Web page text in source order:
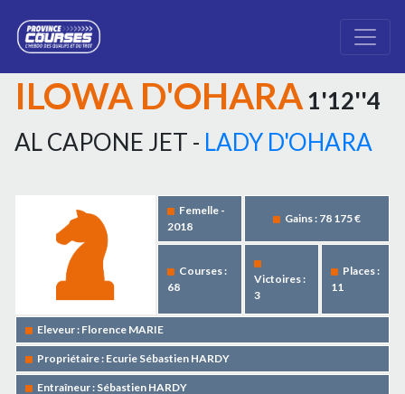
ILOWA D'OHARA 1'12''4
AL CAPONE JET - LADY D'OHARA
Femelle -
2018
Gains : 78 175 €
Courses :
68
Victoires :
3
Places :
11
Eleveur : Florence MARIE
Propriétaire : Ecurie Sébastien HARDY
Entraîneur : Sébastien HARDY